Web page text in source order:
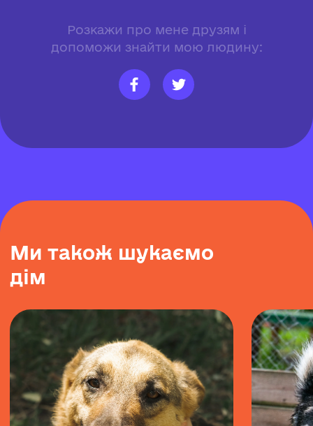
Розкажи про мене друзям і
допоможи знайти мою людину:
Ми також шукаємо
дім